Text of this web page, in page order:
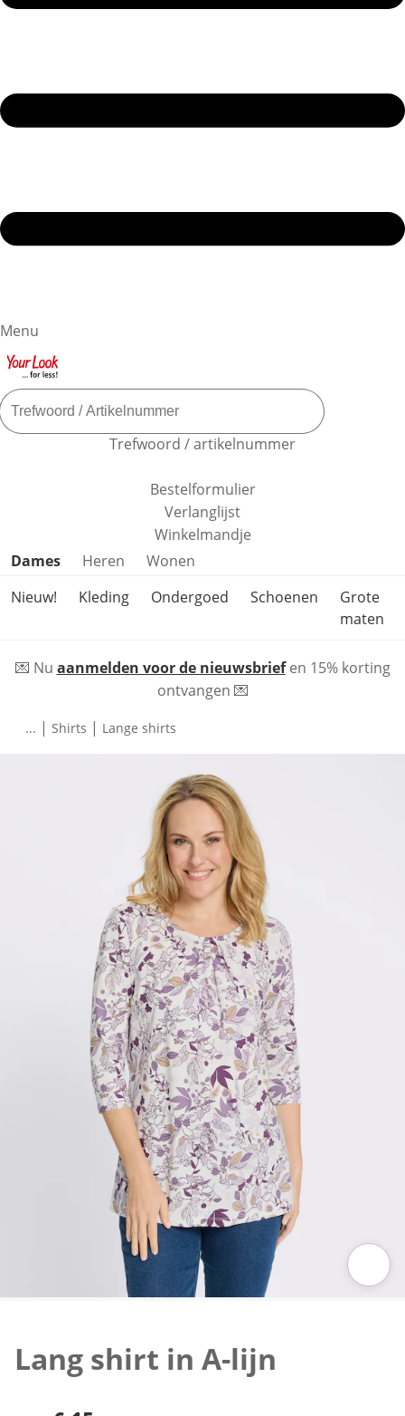
Menu
Trefwoord / artikelnummer
Bestelformulier
Verlanglijst
Winkelmandje
Productcategorieën overslaan
Dames Heren
Wonen
Nieuw!
Kleding Ondergoed Schoenen
Grote
maten
💌 Nu aanmelden voor de nieuwsbriefen 15% korting
ontvangen 💌
... | Shirts | Lange shirts
Lang shirt in A-lijn